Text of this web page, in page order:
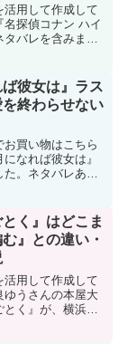
用して作成して
探偵コナン ハイ
バレを含みま
公式予告だけで鑑
彼女は』ラス
終わらせない
買い物はこちら
なれば彼女は』
た。ネタバレあり
てしまった婚約
め...
く』はどこま
』との違い・
用して作成して
ゆうさんの本屋大
く』が、横浜流